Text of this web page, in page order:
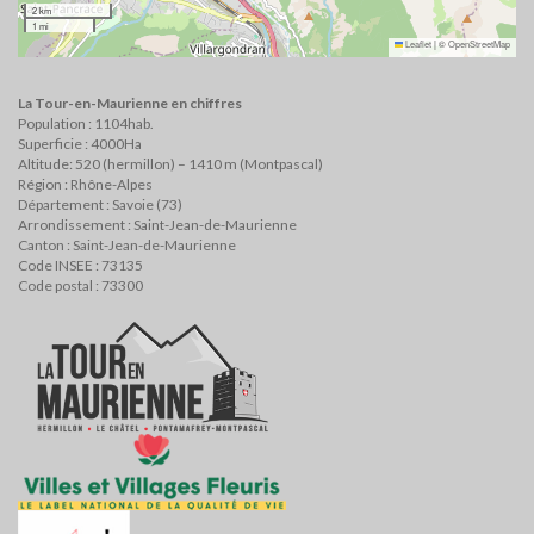
2 km
1 mi
Leaflet|©OpenStreetMap
La Tour-en-Maurienne en chiffres
Population : 1104hab.
Superficie : 4000Ha
Altitude: 520 (hermillon) – 1410 m (Montpascal)
Région : Rhône-Alpes
Département : Savoie (73)
Arrondissement : Saint-Jean-de-Maurienne
Canton : Saint-Jean-de-Maurienne
Code INSEE : 73135
Code postal : 73300